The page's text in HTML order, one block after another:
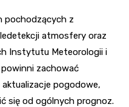
pochodzących z
atmosfery oraz
Instytutu Meteorologii i
powinni zachować
pogodowe,
się od ogólnych prognoz.